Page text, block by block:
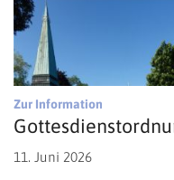
Zur Information
11. Juni 2026